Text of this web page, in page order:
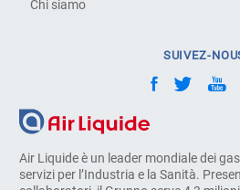
Air Liquide è un leader mondiale dei
servizi per l’Industria e la Sanità.
Chi siamo
SUIVEZ-